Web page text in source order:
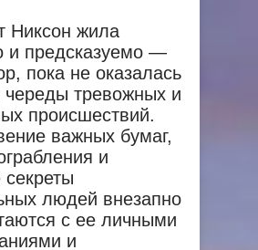
Никсон жила
и предсказуемо —
пока не оказалась
череды тревожных и
происшествий.
важных бумаг,
и
людей внезапно
с ее личными
и